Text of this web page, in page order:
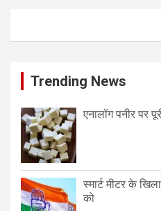
Trending News
एनालॉग पनीर पर
स्मार्ट मीटर के
को